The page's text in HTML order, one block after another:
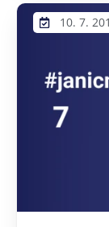
10. 7.